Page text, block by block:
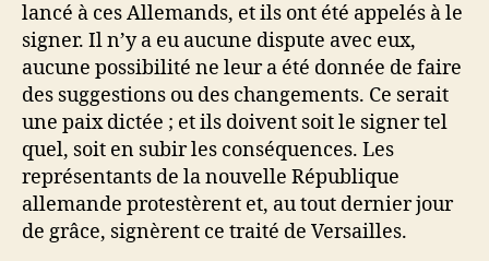
lancé à ces Allemands, et ils ont été appelés à le
signer. Il n’y a eu aucune dispute avec eux,
aucune possibilité ne leur a été donnée de faire
des suggestions ou des changements. Ce serait
une paix dictée ; et ils doivent soit le signer tel
quel, soit en subir les conséquences. Les
représentants de la nouvelle République
allemande protestèrent et, au tout dernier jour
de grâce, signèrent ce traité de Versailles.